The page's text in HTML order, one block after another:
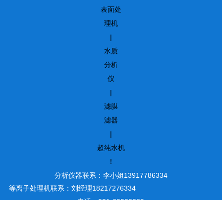
表面处
理机
|
水质
分析
仪
|
滤膜
滤器
|
超纯水机
！
分析仪器联系：李小姐13917786334
等离子处理机联系：刘经理18217276334